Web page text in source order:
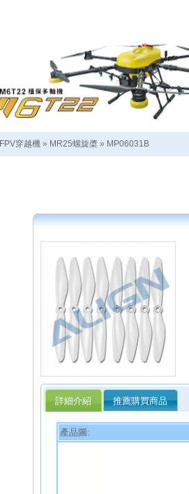
FPV穿越機 » MR25螺旋槳 » MP06031B
詳細介紹 推薦購買商品
產品圖: